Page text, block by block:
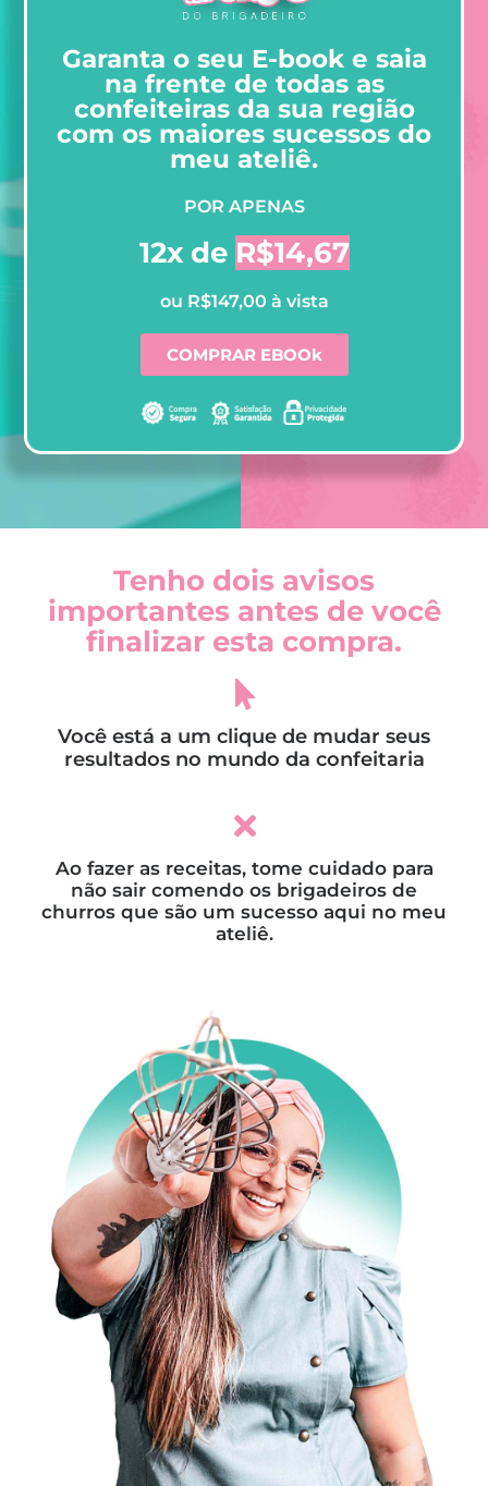
Garanta o seu E-book e saia
na frente de todas as
confeiteiras da sua região
com os maiores sucessos do
meu ateliê.
POR APENAS
12x de R$14,67
ou R$147,00 à vista
COMPRAR EBOOk
Tenho dois avisos
importantes antes de você
finalizar esta compra.
Você está a um clique de mudar seus
resultados no mundo da confeitaria
Ao fazer as receitas, tome cuidado para
não sair comendo os brigadeiros de
churros que são um sucesso aqui no meu
ateliê.